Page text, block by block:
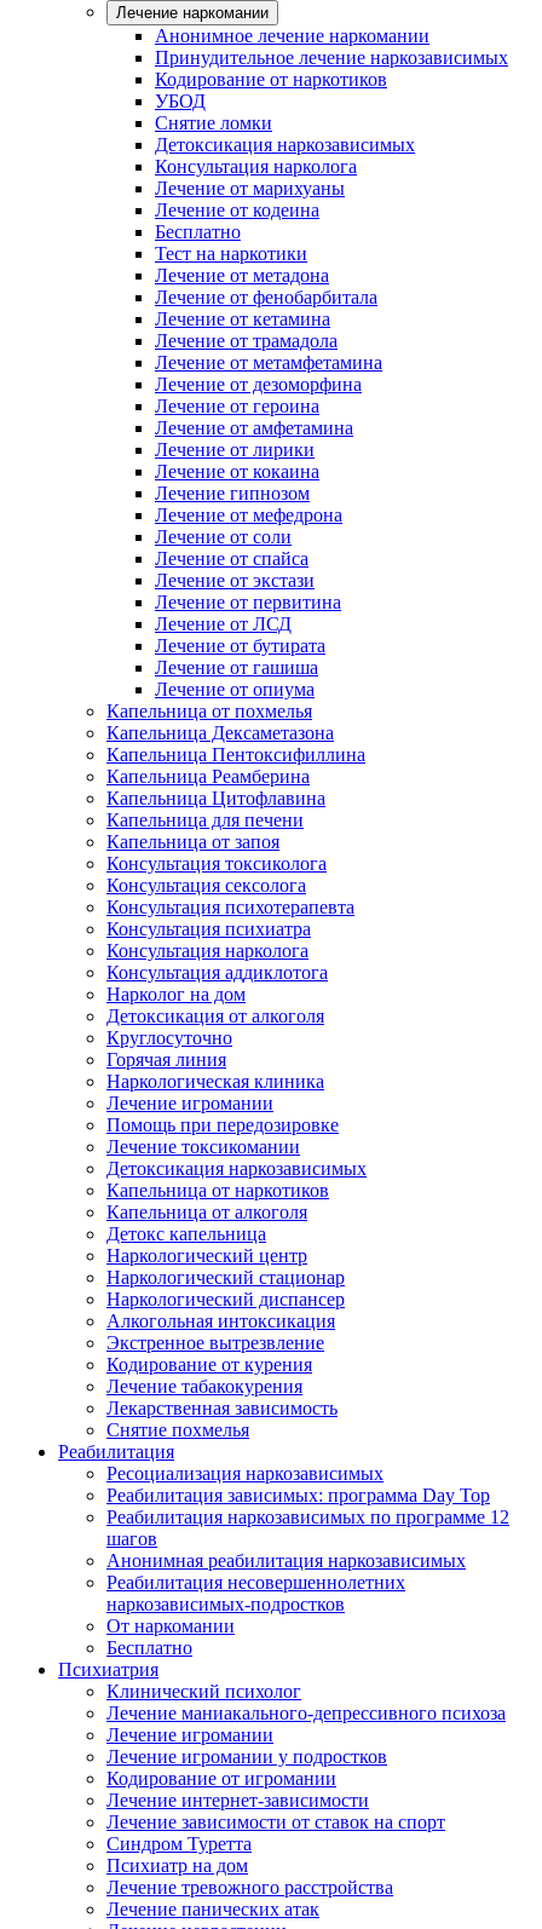
Лечение наркомании
Анонимное лечение наркомании
Принудительное лечение наркозависимых
Кодирование от наркотиков
УБОД
Снятие ломки
Детоксикация наркозависимых
Консультация нарколога
Лечение от марихуаны
Лечение от кодеина
Бесплатно
Тест на наркотики
Лечение от метадона
Лечение от фенобарбитала
Лечение от кетамина
Лечение от трамадола
Лечение от метамфетамина
Лечение от дезоморфина
Лечение от героина
Лечение от амфетамина
Лечение от лирики
Лечение от кокаина
Лечение гипнозом
Лечение от мефедрона
Лечение от соли
Лечение от спайса
Лечение от экстази
Лечение от первитина
Лечение от ЛСД
Лечение от бутирата
Лечение от гашиша
Лечение от опиума
Капельница от похмелья
Капельница Дексаметазона
Капельница Пентоксифиллина
Капельница Реамберина
Капельница Цитофлавина
Капельница для печени
Капельница от запоя
Консультация токсиколога
Консультация сексолога
Консультация психотерапевта
Консультация психиатра
Консультация нарколога
Консультация аддиклотога
Нарколог на дом
Детоксикация от алкоголя
Круглосуточно
Горячая линия
Наркологическая клиника
Лечение игромании
Помощь при передозировке
Лечение токсикомании
Детоксикация наркозависимых
Капельница от наркотиков
Капельница от алкоголя
Детокс капельница
Наркологический центр
Наркологический стационар
Наркологический диспансер
Алкогольная интоксикация
Экстренное вытрезвление
Кодирование от курения
Лечение табакокурения
Лекарственная зависимость
Снятие похмелья
Реабилитация
Ресоциализация наркозависимых
Реабилитация зависимых: программа Day Top
Реабилитация наркозависимых по программе 12
шагов
Анонимная реабилитация наркозависимых
Реабилитация несовершеннолетних
наркозависимых-подростков
От наркомании
Бесплатно
Психиатрия
Клинический психолог
Лечение маниакального-депрессивного психоза
Лечение игромании
Лечение игромании у подростков
Кодирование от игромании
Лечение интернет-зависимости
Лечение зависимости от ставок на спорт
Синдром Туретта
Психиатр на дом
Лечение тревожного расстройства
Лечение панических атак